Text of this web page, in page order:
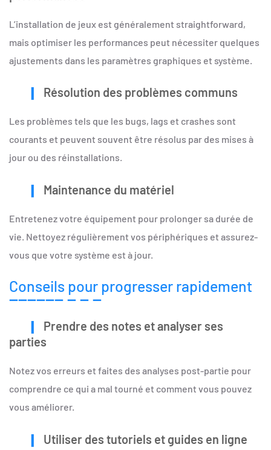
L’installation de jeux est généralement straightforward,
mais optimiser les performances peut nécessiter quelques
ajustements dans les paramètres graphiques et système.
Résolution des problèmes communs
Les problèmes tels que les bugs, lags et crashes sont
courants et peuvent souvent être résolus par des mises à
jour ou des réinstallations.
Maintenance du matériel
Entretenez votre équipement pour prolonger sa durée de
vie. Nettoyez régulièrement vos périphériques et assurez-
vous que votre système est à jour.
Conseils pour progresser rapidement
Prendre des notes et analyser ses
parties
Notez vos erreurs et faites des analyses post-partie pour
comprendre ce qui a mal tourné et comment vous pouvez
vous améliorer.
Utiliser des tutoriels et guides en ligne